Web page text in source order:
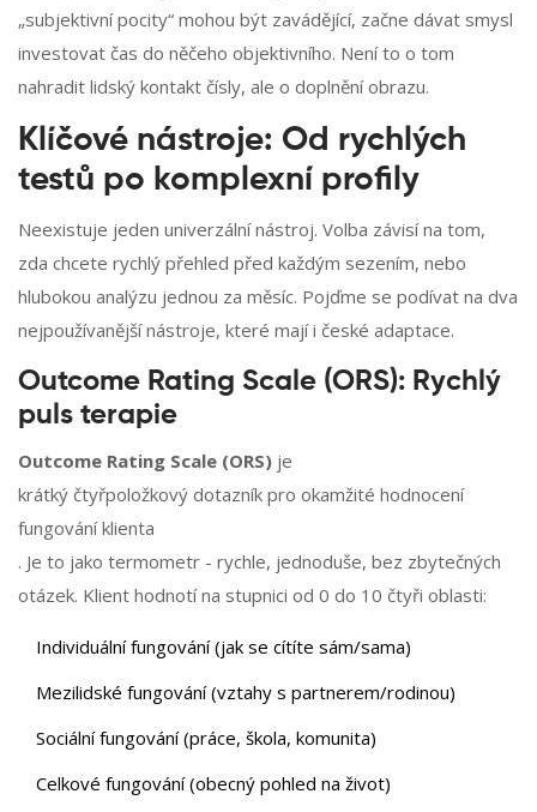
„subjektivní pocity“ mohou být zavádějící, začne dávat smysl
investovat čas do něčeho objektivního. Není to o tom
nahradit lidský kontakt čísly, ale o doplnění obrazu.
Klíčové nástroje: Od rychlých
testů po komplexní profily
Neexistuje jeden univerzální nástroj. Volba závisí na tom,
zda chcete rychlý přehled před každým sezením, nebo
hlubokou analýzu jednou za měsíc. Pojďme se podívat na dva
nejpoužívanější nástroje, které mají i české adaptace.
Outcome Rating Scale (ORS): Rychlý
puls terapie
Outcome Rating Scale (ORS) je
krátký čtyřpoložkový dotazník pro okamžité hodnocení
fungování klienta
. Je to jako termometr - rychle, jednoduše, bez zbytečných
otázek. Klient hodnotí na stupnici od 0 do 10 čtyři oblasti:
Individuální fungování (jak se cítíte sám/sama)
Mezilidské fungování (vztahy s partnerem/rodinou)
Sociální fungování (práce, škola, komunita)
Celkové fungování (obecný pohled na život)